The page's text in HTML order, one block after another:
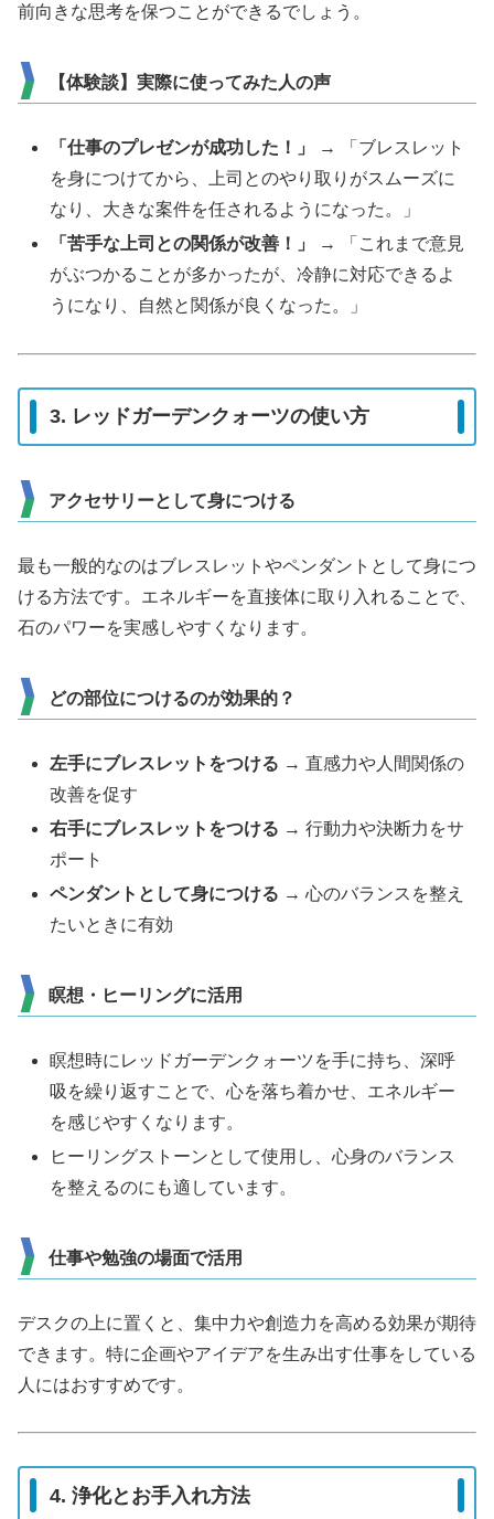
前向きな思考を保つことができるでしょう。
【体験談】実際に使ってみた人の声
「仕事のプレゼンが成功した！」
→ 「ブレスレット
を身につけてから、上司とのやり取りがスムーズに
なり、大きな案件を任されるようになった。」
「苦手な上司との関係が改善！」
→ 「これまで意見
がぶつかることが多かったが、冷静に対応できるよ
うになり、自然と関係が良くなった。」
3. レッドガーデンクォーツの使い方
アクセサリーとして身につける
最も一般的なのはブレスレットやペンダントとして身につ
ける方法です。エネルギーを直接体に取り入れることで、
石のパワーを実感しやすくなります。
どの部位につけるのが効果的？
左手にブレスレットをつける → 直感力や人間関係の
改善を促す
右手にブレスレットをつける → 行動力や決断力をサ
ポート
ペンダントとして身につける → 心のバランスを整え
たいときに有効
瞑想・ヒーリングに活用
瞑想時にレッドガーデンクォーツを手に持ち、深呼
吸を繰り返すことで、心を落ち着かせ、エネルギー
を感じやすくなります。
ヒーリングストーンとして使用し、心身のバランス
を整えるのにも適しています。
仕事や勉強の場面で活用
デスクの上に置くと、集中力や創造力を高める効果が期待
できます。特に企画やアイデアを生み出す仕事をしている
人にはおすすめです。
4. 浄化とお手入れ方法